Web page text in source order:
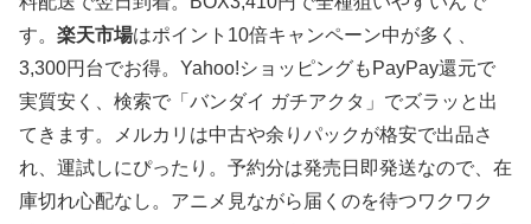
す。 楽天市場はポイント10倍キャンペーン中が多く、
3,300円台でお得。Yahoo!ショッピングもPayPay還元で
実質安く、検索で「バンダイ ガチアクタ」でズラッと出
てきます。メルカリは中古や余りパックが格安で出品さ
れ、運試しにぴったり。予約分は発売日即発送なので、在
庫切れ心配なし。アニメ見ながら届くのを待つワクワク